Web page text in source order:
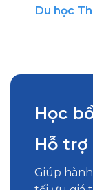
Du học
Học
Hỗ
Giúp